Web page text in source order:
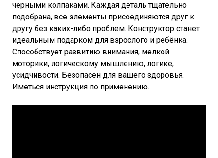
черными колпаками. Каждая деталь тщательно
подобрана, все элементы присоединяются друг к
другу без каких-либо проблем. Конструктор станет
идеальным подарком для взрослого и ребёнка.
Способствует развитию внимания, мелкой
моторики, логическому мышлению, логике,
усидчивости. Безопасен для вашего здоровья.
Иметься инструкция по применению.